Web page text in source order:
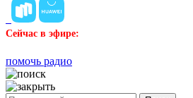
Сейчас в эфире:
помочь радио